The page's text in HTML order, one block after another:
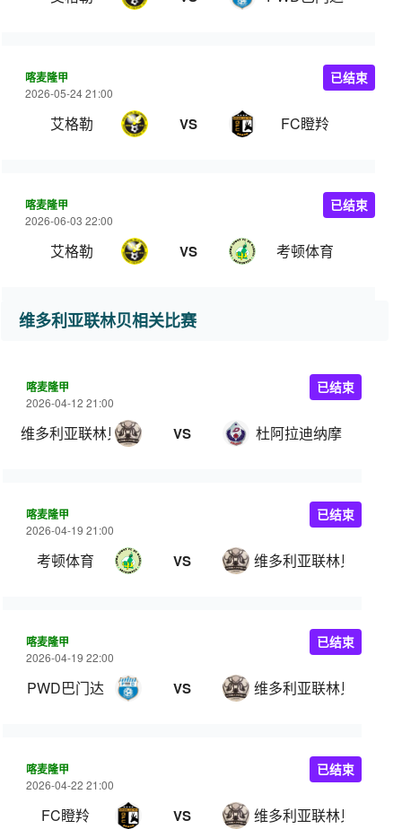
喀麦隆甲
2026-05-24 21:00
艾格勒 VS FC瞪羚
已结束
喀麦隆甲
2026-06-03 22:00
艾格勒 VS 考顿体育
已结束
维多利亚联林贝相关比赛
喀麦隆甲
2026-04-12 21:00
维多利亚联林贝 VS 杜阿拉迪纳摩
已结束
喀麦隆甲
2026-04-19 21:00
考顿体育 VS 维多利亚联林贝
已结束
喀麦隆甲
2026-04-19 22:00
PWD巴门达 VS 维多利亚联林贝
已结束
喀麦隆甲
2026-04-22 21:00
FC瞪羚 VS 维多利亚联林贝
已结束